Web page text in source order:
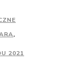
,
2021